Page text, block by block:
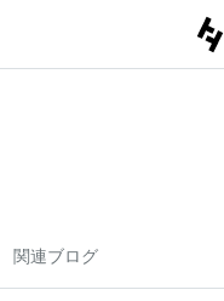
関連ブログ